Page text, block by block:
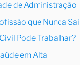
de Administração
que Nunca Sai
Pode Trabalhar?
em Alta